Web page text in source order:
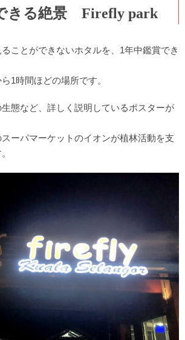
きる絶景 Firefly park
ことができないホタルを、1年中鑑賞でき
1時間ほどの場所です。
態など、詳しく説明しているポスターが
ーパマーケットのイオンが植林活動を支